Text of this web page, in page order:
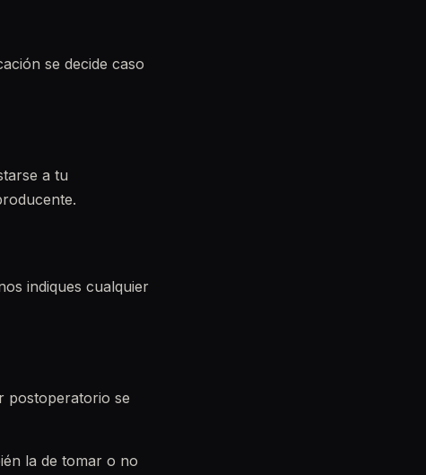
se decide caso
a tu
indiques cualquier
postoperatorio se
la de tomar o no